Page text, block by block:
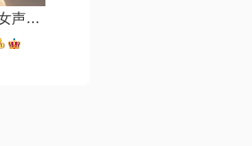
贝加尔湖畔【女声版】